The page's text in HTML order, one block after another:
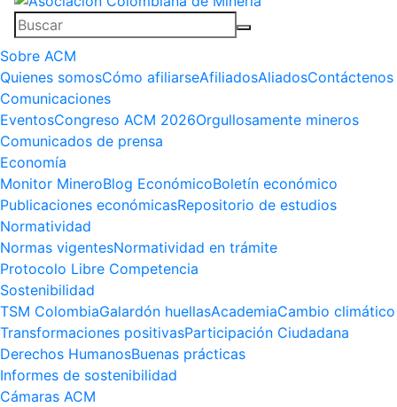
Sobre ACM
Quienes somosCómo afiliarseAfiliadosAliadosContáctenos
Comunicaciones
EventosCongreso ACM 2026Orgullosamente mineros
Comunicados de prensa
Economía
Monitor MineroBlog EconómicoBoletín económico
Publicaciones económicasRepositorio de estudios
Normatividad
Normas vigentesNormatividad en trámite
Protocolo Libre Competencia
Sostenibilidad
TSM ColombiaGalardón huellasAcademiaCambio climático
Transformaciones positivasParticipación Ciudadana
Derechos HumanosBuenas prácticas
Informes de sostenibilidad
Cámaras ACM